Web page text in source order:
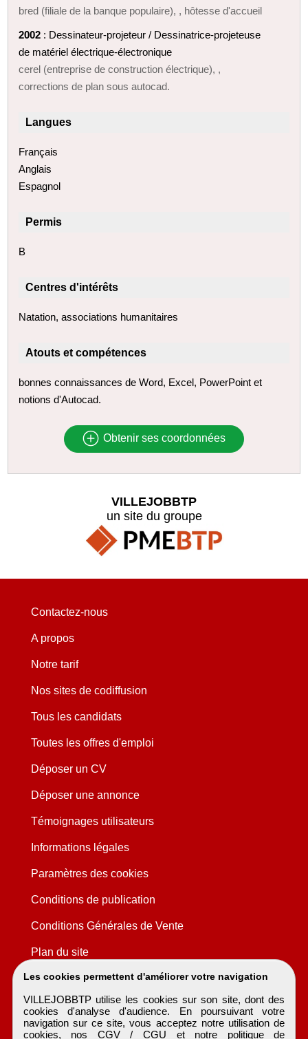
bred (filiale de la banque populaire), , hôtesse d'accueil
2002 : Dessinateur-projeteur / Dessinatrice-projeteuse
de matériel électrique-électronique
cerel (entreprise de construction électrique), ,
corrections de plan sous autocad.
Langues
Français
Anglais
Espagnol
Permis
B
Centres d'intérêts
Natation, associations humanitaires
Atouts et compétences
bonnes connaissances de Word, Excel, PowerPoint et
notions d'Autocad.
Obtenir ses coordonnées
Les cookies permettent d'améliorer votre navigation
VILLEJOBBTP utilise les cookies sur son site, dont des
cookies d'analyse d'audience. En poursuivant votre
navigation sur ce site, vous acceptez notre utilisation de
cookies, nos CGV / CGU et notre politique de
VILLEJOBBTP
un site du groupe
Contactez-nous
A propos
Notre tarif
Nos sites de codiffusion
Tous les candidats
Toutes les offres d'emploi
Déposer un CV
Déposer une annonce
Témoignages utilisateurs
Informations légales
Paramètres des cookies
Conditions de publication
Conditions Générales de Vente
Plan du site